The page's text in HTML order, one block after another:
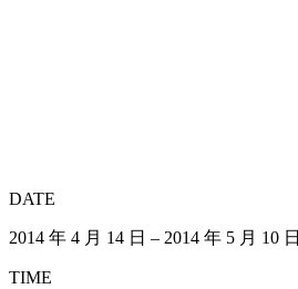
DATE
2014 年 4 月 14 日 – 2014 年 5 月 10 日
TIME